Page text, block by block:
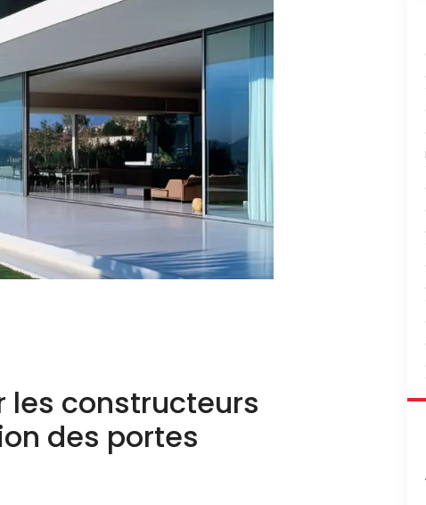
les constructeurs
des portes